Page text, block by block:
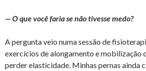
— O que você faria se não tivesse medo?
A pergunta veio numa sessão de
exercícios de alongamento e mobilização
perder elasticidade. Minhas pernas ainda